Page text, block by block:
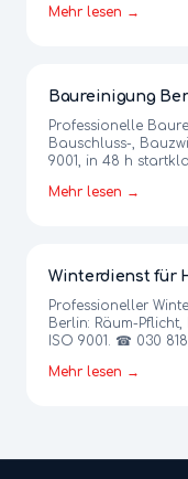
Mehr lesen →
Baureinigung
Professionelle
Bauschluss-,
9001, in 48 h
Mehr lesen →
Winterdienst für
Professioneller
Berlin: Räum-
ISO 9001. ☎ 030
Mehr lesen →